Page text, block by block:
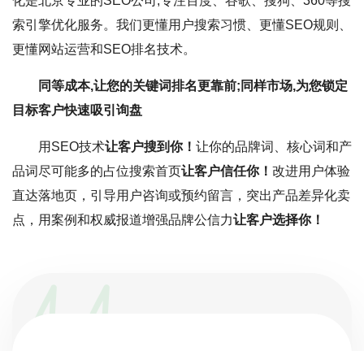
索引擎优化服务。我们更懂用户搜索习惯、更懂SEO规则、
更懂网站运营和SEO排名技术。
同等成本,让您的关键词排名更靠前;同样市场,为您锁定
目标客户快速吸引询盘
用SEO技术让客户搜到你！ 让你的品牌词、核心词和产
品词尽可能多的占位搜索首页让客户信任你！ 改进用户体验
直达落地页，引导用户咨询或预约留言，突出产品差异化卖
点，用案例和权威报道增强品牌公信力让客户选择你！